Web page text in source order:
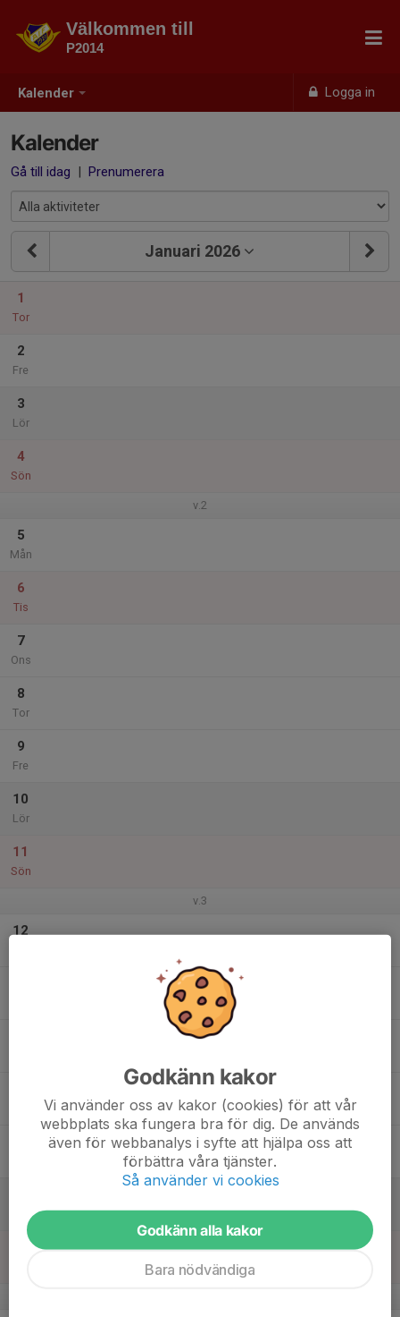
Kalender Logga in
Välkommen till
P2014
Kalender
Gå till idag | Prenumerera
Januari 2026
1
Tor
2
Fre
3
Lör
4
Sön
v.2
5
Mån
6
Tis
7
Ons
8
Tor
9
Fre
10
Lör
11
Sön
v.3
12
Godkänn kakor
Vi använder oss av kakor (cookies) för att vår
webbplats ska fungera bra för dig. De används
även för webbanalys i syfte att hjälpa oss att
förbättra våra tjänster.
Så använder vi cookies
Godkänn alla kakor
Bara nödvändiga